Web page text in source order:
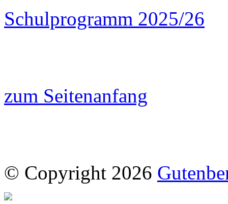
Schulprogramm 2025/26
zum Seitenanfang
© Copyright 2026